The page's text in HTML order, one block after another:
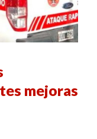
mejoras